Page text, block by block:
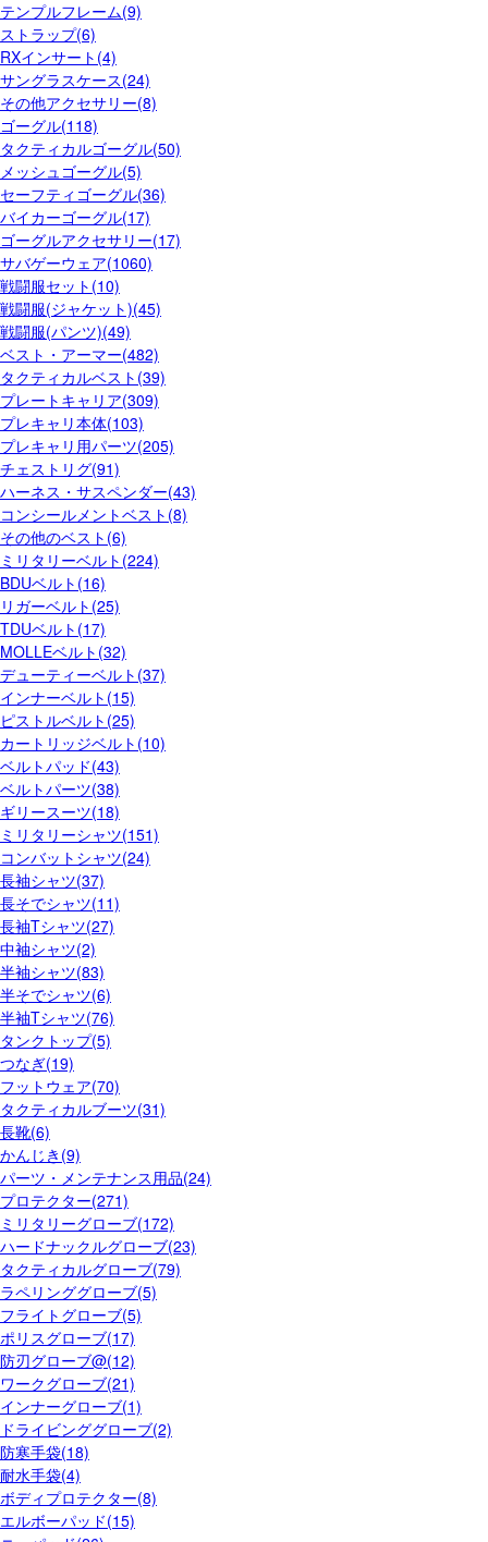
テンプルフレーム(9)
ストラップ(6)
RXインサート(4)
サングラスケース(24)
その他アクセサリー(8)
ゴーグル(118)
タクティカルゴーグル(50)
メッシュゴーグル(5)
セーフティゴーグル(36)
バイカーゴーグル(17)
ゴーグルアクセサリー(17)
サバゲーウェア(1060)
戦闘服セット(10)
戦闘服(ジャケット)(45)
戦闘服(パンツ)(49)
ベスト・アーマー(482)
タクティカルベスト(39)
プレートキャリア(309)
プレキャリ本体(103)
プレキャリ用パーツ(205)
チェストリグ(91)
ハーネス・サスペンダー(43)
コンシールメントベスト(8)
その他のベスト(6)
ミリタリーベルト(224)
BDUベルト(16)
リガーベルト(25)
TDUベルト(17)
MOLLEベルト(32)
デューティーベルト(37)
インナーベルト(15)
ピストルベルト(25)
カートリッジベルト(10)
ベルトパッド(43)
ベルトパーツ(38)
ギリースーツ(18)
ミリタリーシャツ(151)
コンバットシャツ(24)
長袖シャツ(37)
長そでシャツ(11)
長袖Tシャツ(27)
中袖シャツ(2)
半袖シャツ(83)
半そでシャツ(6)
半袖Tシャツ(76)
タンクトップ(5)
つなぎ(19)
フットウェア(70)
タクティカルブーツ(31)
長靴(6)
かんじき(9)
パーツ・メンテナンス用品(24)
プロテクター(271)
ミリタリーグローブ(172)
ハードナックルグローブ(23)
タクティカルグローブ(79)
ラペリンググローブ(5)
フライトグローブ(5)
ポリスグローブ(17)
防刃グローブ@(12)
ワークグローブ(21)
インナーグローブ(1)
ドライビンググローブ(2)
防寒手袋(18)
耐水手袋(4)
ボディプロテクター(8)
エルボーパッド(15)